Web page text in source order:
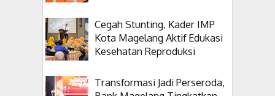
Cegah Stunting, Kader IMP
Kota Magelang Aktif Edukasi
Kesehatan Reproduksi
Transformasi Jadi Perseroda,